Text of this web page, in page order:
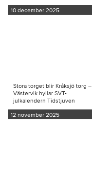
10 december 2025
Stora torget blir Kråksjö torg –
Västervik hyllar SVT-
julkalendern Tidstjuven
12 november 2025